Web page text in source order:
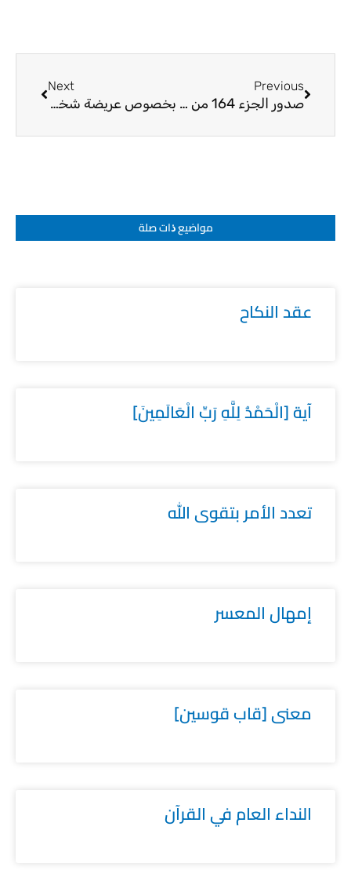
Previous
صدور الجزء 164 من التفسير
Next
بخصوص عريضة شخصيات فرنسية رفيعة حول القرآن
مواضيع ﺫات صلة
عقد النكاح
آية [الْحَمْدُ لِلَّهِ رَبِّ الْعَالَمِينَ]
تعدد الأمر بتقوى الله
إمهال المعسر
معنى [قاب قوسين]
النداء العام في القرآن